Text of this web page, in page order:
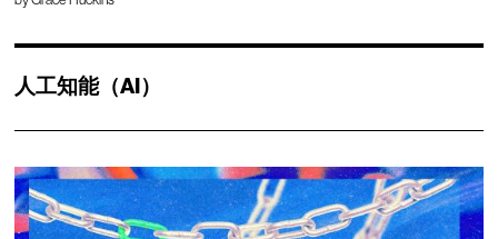
人工知能（AI）